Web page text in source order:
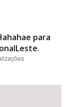
para